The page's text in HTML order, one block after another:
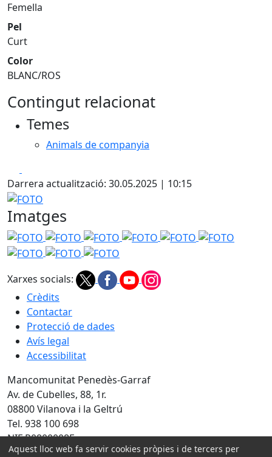
Femella
Pel
Curt
Color
BLANC/ROS
Contingut relacionat
Temes
Animals de companyia
Darrera actualització: 30.05.2025 | 10:15
FOTO
Imatges
FOTO FOTO FOTO FOTO FOTO FOTO
FOTO
FOTO
Xarxes socials:
Crèdits
Contactar
Protecció de dades
Avís legal
Accessibilitat
Mancomunitat Penedès-Garraf
Av. de Cubelles, 88, 1r.
08800 Vilanova i la Geltrú
Tel. 938 100 698
NIF P0800008E
Aquest lloc web fa servir cookies pròpies i de tercers per